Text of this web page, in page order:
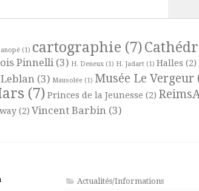
(1) cartographie (7)
Pinnelli(3) H. Deneux(1) H. Jadart(1) Halles (2)
Leblan (3) Mausolée (1) Musée Le Vergeur
(7) Princes de la Jeunesse (2)
(2) Vincent Barbin(3)
Actualités/Informations